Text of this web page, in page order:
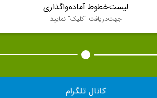
لیست‌خطوط آماده‌واگذاری
جهت‌دريافت "كليک" نماييد
کانال تلگرام